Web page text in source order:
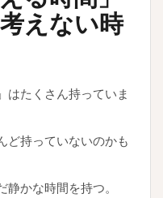
えない時
はたくさん持っていま
ど持っていないのかも
かな時間を持つ。